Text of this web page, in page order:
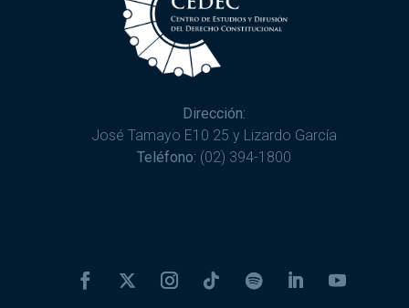
Dirección:
José Tamayo E10 25 y Lizardo García
Teléfono: (02) 394-1800